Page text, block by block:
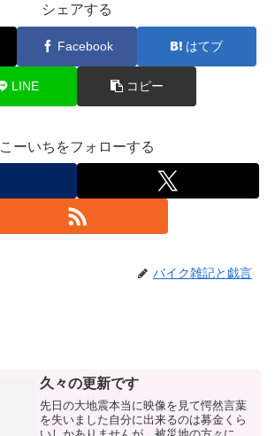
シェアする
Facebook はてブ
LINE コピー
こーいちをフォローする
バイク雑記と戯言
久々の更新です
先日の大地震本当に映像を見て愕然言葉
を失いました自分に出来るのは募金くら